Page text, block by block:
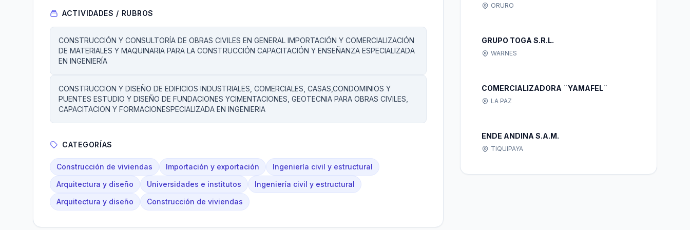
ACTIVIDADES / RUBROS
CONSTRUCCIÓN Y CONSULTORÍA DE OBRAS CIVILES EN GENERAL IMPORTACIÓN Y COMERCIALIZACIÓN
DE MATERIALES Y MAQUINARIA PARA LA CONSTRUCCIÓN CAPACITACIÓN Y ENSEÑANZA ESPECIALIZADA
EN INGENIERÍA
CONSTRUCCION Y DISEÑO DE EDIFICIOS INDUSTRIALES, COMERCIALES, CASAS,CONDOMINIOS Y
PUENTES ESTUDIO Y DISEÑO DE FUNDACIONES YCIMENTACIONES, GEOTECNIA PARA OBRAS CIVILES,
CAPACITACION Y FORMACIONESPECIALIZADA EN INGENIERIA
CATEGORÍAS
Construcción de viviendas Importación y exportación
Ingeniería civil y estructural
Arquitectura y diseño
Universidades e institutos
Ingeniería civil y estructural
Arquitectura y diseño
Construcción de viviendas
ORURO
GRUPO TOGA S.R.L.
WARNES
COMERCIALIZADORA ¨YAMAFEL¨
LA PAZ
ENDE ANDINA S.A.M.
TIQUIPAYA